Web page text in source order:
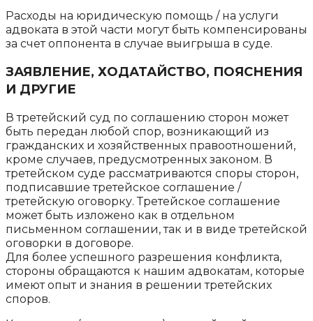
Расходы на юридическую помощь / на услуги
адвоката в этой части могут быть компенсированы
за счет оппонента в случае выигрыша в суде.
ЗАЯВЛЕНИЕ, ХОДАТАЙСТВО, ПОЯСНЕНИЯ
И ДРУГИЕ
В третейский суд по соглашению сторон может
быть передан любой спор, возникающий из
гражданских и хозяйственных правоотношений,
кроме случаев, предусмотренных законом. В
третейском суде рассматриваются споры сторон,
подписавшие третейское соглашение /
третейскую оговорку. Третейское соглашение
может быть изложено как в отдельном
письменном соглашении, так и в виде третейской
оговорки в договоре.
Для более успешного разрешения конфликта,
стороны обращаются к нашим адвокатам, которые
имеют опыт и знания в решении третейских
споров.